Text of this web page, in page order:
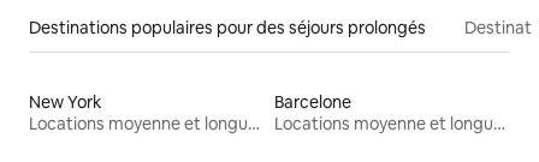
Destinations populaires pour des séjours prolongés
New York
Locations moyenne et longue durée
Barcelone
Locations moyenne et longue durée